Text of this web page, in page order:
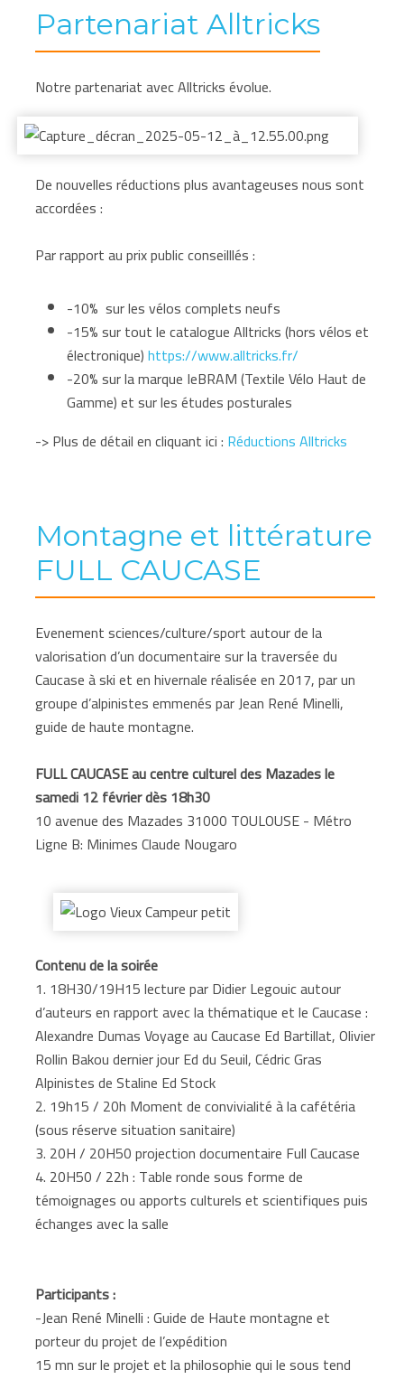
Partenariat Alltricks
Notre partenariat avec Alltricks évolue.
De nouvelles réductions plus avantageuses nous sont
accordées :
Par rapport au prix public conseilllés :
-10% sur les vélos complets neufs
-15% sur tout le catalogue Alltricks (hors vélos et
électronique)https://www.alltricks.fr/
-20% sur la marque IeBRAM (Textile Vélo Haut de
Gamme) et sur les études posturales
-> Plus de détail en cliquant ici : Réductions Alltricks
Montagne et littérature
FULL CAUCASE
Evenement sciences/culture/sport autour de la
valorisation d’un documentaire sur la traversée du
Caucase à ski et en hivernale réalisée en 2017, par un
groupe d’alpinistes emmenés par Jean René Minelli,
guide de haute montagne.
FULL CAUCASE au centre culturel des Mazades le
samedi 12 février dès 18h30
10 avenue des Mazades 31000 TOULOUSE - Métro
Ligne B: Minimes Claude Nougaro
Contenu de la soirée
1. 18H30/19H15 lecture par Didier Legouic autour
d’auteurs en rapport avec la thématique et le Caucase :
Alexandre Dumas Voyage au Caucase Ed Bartillat, Olivier
Rollin Bakou dernier jour Ed du Seuil, Cédric Gras
Alpinistes de Staline Ed Stock
2. 19h15 / 20h Moment de convivialité à la cafétéria
(sous réserve situation sanitaire)
3. 20H / 20H50 projection documentaire Full Caucase
4. 20H50 / 22h : Table ronde sous forme de
témoignages ou apports culturels et scientifiques puis
échanges avec la salle
Participants :
-Jean René Minelli : Guide de Haute montagne et
porteur du projet de l’expédition
15 mn sur le projet et la philosophie qui le sous tend